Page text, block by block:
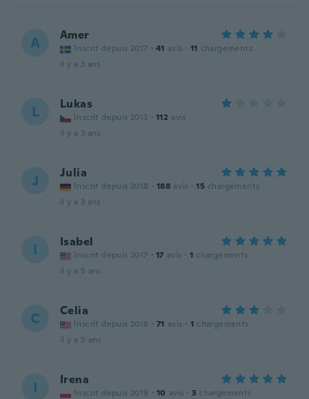
A Amer
Inscrit depuis 2017 · 41 avis · 11 chargements
il y a 3 ans
L Lukas
Inscrit depuis 2013 · 112 avis
il y a 3 ans
J Julia
Inscrit depuis 2018 · 188 avis · 15 chargements
il y a 3 ans
I Isabel
Inscrit depuis 2017 · 17 avis · 1 chargements
il y a 5 ans
C Celia
Inscrit depuis 2018 · 71 avis · 1 chargements
il y a 5 ans
I Irena
Inscrit depuis 2019 · 10 avis · 3 chargements